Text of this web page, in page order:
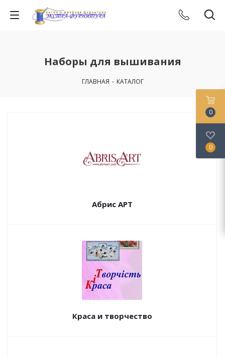
Наборы для вышивания
ГЛАВНАЯ - КАТАЛОГ
Абрис АРТ
Краса и творчество
0
0